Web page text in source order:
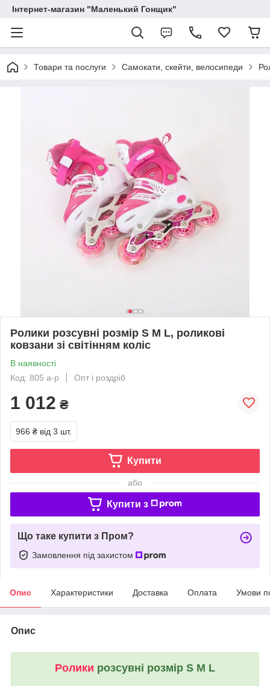
Інтернет-магазин "Маленький Гонщик"
Товари та послуги Самокати, скейти, велосипеди
Ролики розсувні розмір S M L, роликові
ковзани зі світінням коліс
В наявності
Код: 805 a-p
Опт і роздріб
1 012 ₴
966 ₴ від 3 шт.
Купити
або
Купити з
Що таке купити з Пром?
Замовлення під захистом
Опис Характеристики Доставка Оплата Умови
Опис
Ролики розсувні розмір S M L